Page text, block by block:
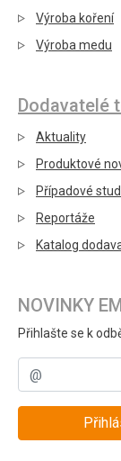
Výroba koření
Výroba medu
Dodavatelé
Aktuality
Produktové
Případové
Reportáže
Katalog
NOVINKY
Přihlašte se k